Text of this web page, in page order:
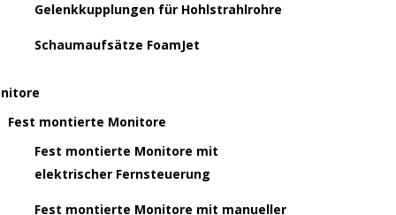
Gelenkkupplungen für Hohlstrahlrohre
Schaumaufsätze FoamJet
Fest montierte Monitore
Fest montierte Monitore mit
elektrischer Fernsteuerung
Fest montierte Monitore mit manueller